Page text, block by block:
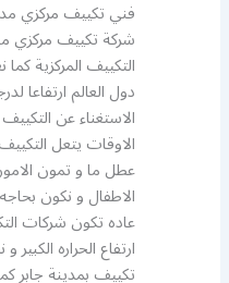
فني تكييف مركزي
شركة تكييف مركزي
التكييف المركزية
دول العالم ارتفاعا
الاستغناء عن
الاوقات يتعل
عطل ما و تمون
الاطفال و نكون
عاده تكون شركات
ارتفاع الحراره